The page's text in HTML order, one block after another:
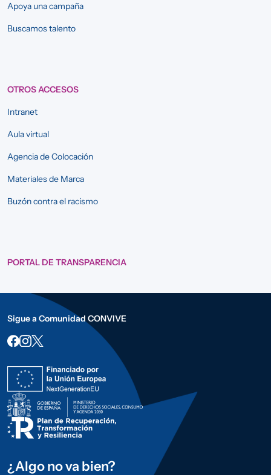
Apoya una campaña
Buscamos talento
OTROS ACCESOS
Intranet
Aula virtual
Agencia de Colocación
Materiales de Marca
Buzón contra el racismo
PORTAL DE TRANSPARENCIA
Sigue a Comunidad CONVIVE
¿Algo no va bien?